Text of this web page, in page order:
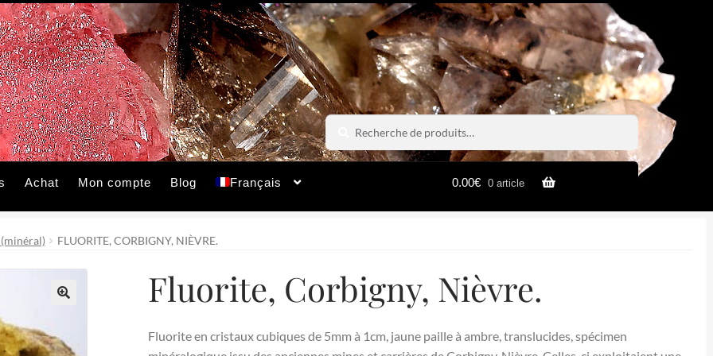
Recherche
pour :
Recherche
Achat Mon compte Blog Français 0.00€ 0 article
FLUORITE, CORBIGNY, NIÈVRE.
Fluorite, Corbigny, Nièvre.
Fluorite en cristaux cubiques de 5mm à 1cm, jaune paille à ambre, translucides, spécimen